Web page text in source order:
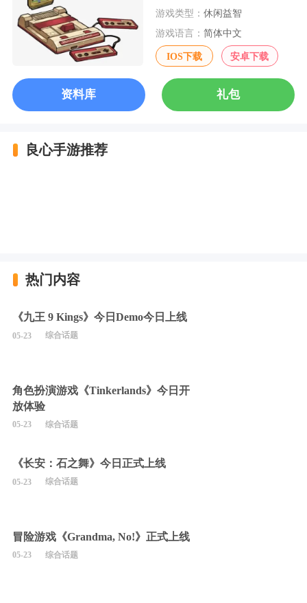
游戏类型： 休闲益智
游戏语言： 简体中文
IOS下载 安卓下载
资料库 礼包
良心手游推荐
热门内容
《九王 9 Kings》今日Demo今日上线
05-23 综合话题
角色扮演游戏《Tinkerlands》今日开
放体验
05-23 综合话题
《长安：石之舞》今日正式上线
05-23 综合话题
冒险游戏《Grandma, No!》正式上线
05-23 综合话题